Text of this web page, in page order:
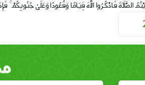
الصَّلَاةَ فَاذْكُرُوا اللَّهَ قِيَامًا وَقُعُودًا وَعَلَىٰ جُنُوبِكُمْ